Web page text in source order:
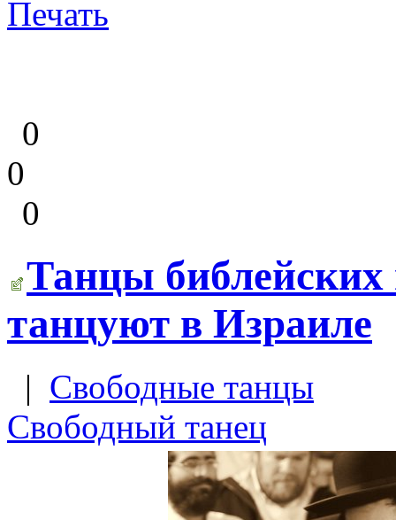
Печать
0
0
0
Танцы
танцуют в Израиле
| Свободные танцы
Свободный танец